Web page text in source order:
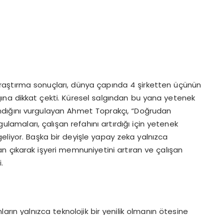
sonuçları, dünya çapında 4 şirketten üçünün
dikkat çekti. Küresel salgından bu yana yetenek
vurgulayan Ahmet Toprakçı, “Doğrudan
çalışan refahını artırdığı için yetenek
Başka bir deyişle yapay zeka yalnızca
işyeri memnuniyetini artıran ve çalışan
yalnızca teknolojik bir yenilik olmanın ötesine